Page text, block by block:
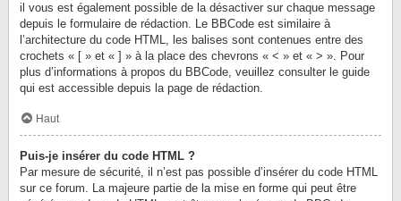
il vous est également possible de la désactiver sur chaque message
depuis le formulaire de rédaction. Le BBCode est similaire à
l’architecture du code HTML, les balises sont contenues entre des
crochets « [ » et « ] » à la place des chevrons « < » et « > ». Pour
plus d’informations à propos du BBCode, veuillez consulter le guide
qui est accessible depuis la page de rédaction.
Haut
Puis-je insérer du code HTML ?
Par mesure de sécurité, il n’est pas possible d’insérer du code HTML
sur ce forum. La majeure partie de la mise en forme qui peut être